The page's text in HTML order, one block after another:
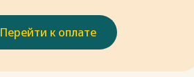
Перейти к оплате